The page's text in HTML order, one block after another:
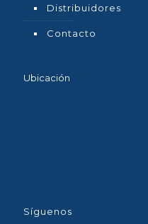
Distribuidores
Contacto
Ubicación
Síguenos